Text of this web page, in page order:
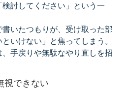
討してください」という一
書いたつもりが、受け取った部
いけない」と焦ってしまう。
手戻りや無駄なやり直しを招
視できない